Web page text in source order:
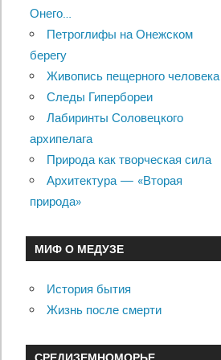
Онего…
Петроглифы на Онежском
берегу
Живопись пещерного человека
Следы Гипербореи
Лабиринты Соловецкого
архипелага
Природа как творческая сила
Архитектура — «Вторая
природа»
МИФ О МЕДУЗЕ
История бытия
Жизнь после смерти
СРЕДИЗЕМНОМОРЬЕ